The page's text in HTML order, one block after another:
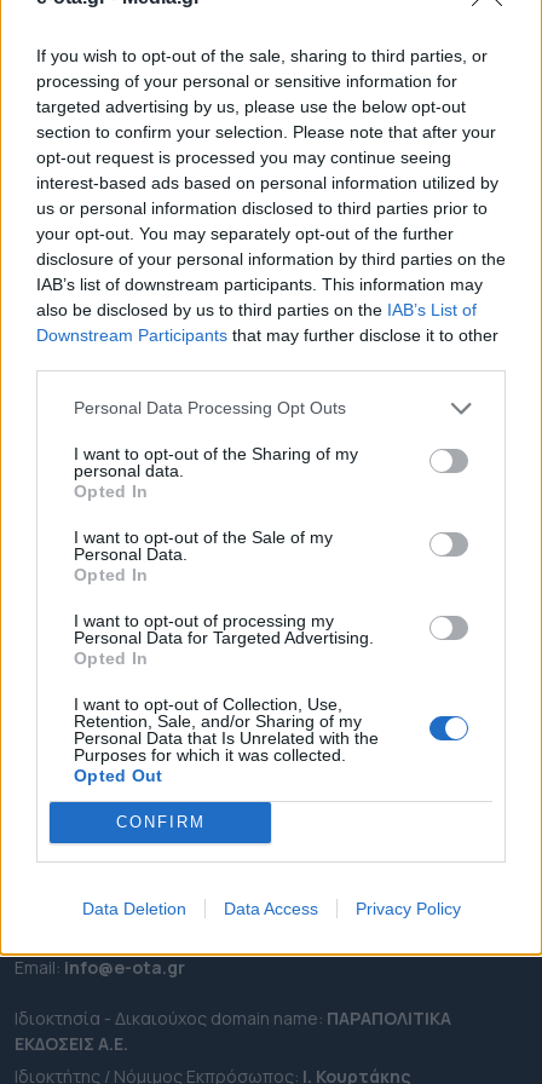
If you wish to opt-out of the sale, sharing to third parties, or
processing of your personal or sensitive information for
targeted advertising by us, please use the below opt-out
section to confirm your selection. Please note that after your
opt-out request is processed you may continue seeing
interest-based ads based on personal information utilized by
us or personal information disclosed to third parties prior to
your opt-out. You may separately opt-out of the further
disclosure of your personal information by third parties on the
IAB’s list of downstream participants. This information may
also be disclosed by us to third parties on the IAB’s List of
Downstream Participants that may further disclose it to other
Personal Data Processing Opt Outs
I want to opt-out of the Sharing of my
personal data.
Opted In
I want to opt-out of the Sale of my
Personal Data.
Opted In
I want to opt-out of processing my
Personal Data for Targeted Advertising.
Opted In
I want to opt-out of Collection, Use,
Retention, Sale, and/or Sharing of my
Personal Data that Is Unrelated with the
Purposes for which it was collected.
Opted Out
CONFIRM
Data Deletion Data Access Privacy Policy
Ενίσχυση προσωπικού, ακτινοθεραπευτικό,
ενεργειακή αναβάθμιση και αξιοποίηση του
παλαιού νοσοκομείου Ρόδου στην ατζέντα της
συνάντησης.
04.03.2026 - 14.30
ΡΟΗ ΕΙΔΗΣΕΩΝ
ΕΠΙΚΑΙΡΟΤΗΤΑ
ΠΕΡΙΦΕΡΕΙΕΣ
OTA LEAKS
ΣΥΝΕΝΤΕΥΞΕΙΣ
ΑΠΟΨΕΙΣ
ΠΡΟΣΛΗΨΕΙΣ
e-ota.gr | Ταυτότητα
Καλλιθέα Αττικής
Εmail: info@e-ota.gr
Ιδιοκτησία - Δικαιούχος domain name: ΠΑΡΑΠΟΛΙΤΙΚΑ
ΕΚΔΟΣΕΙΣ A.E.
Ιδιοκτήτης / Νόμιμος Εκπρόσωπος: Ι. Κουρτάκης